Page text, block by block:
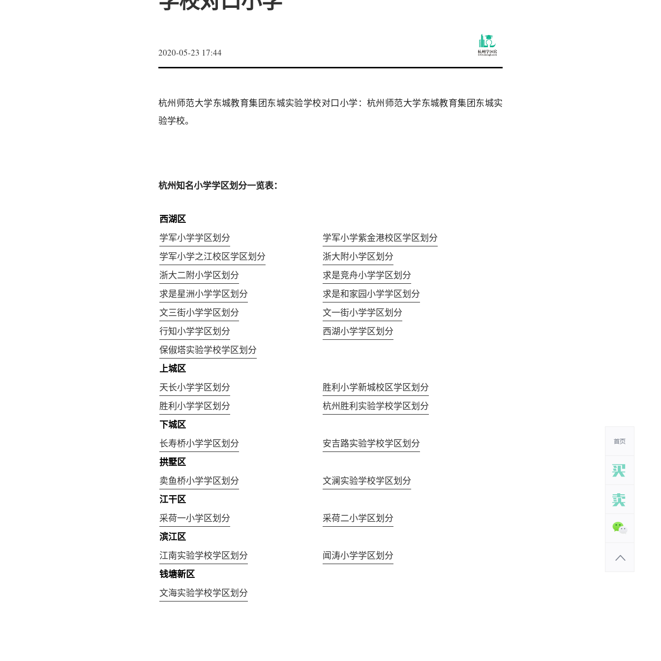
2020-05-23 17:44
杭州师范大学东城教育集团东城实验学校对口小学：杭州师范大学东城教育集团东城实
验学校。
杭州知名小学学区划分一览表：
西湖区
学军小学学区划分
学军小学紫金港校区学区划分
学军小学之江校区学区划分
浙大附小学区划分
浙大二附小学区划分
求是竞舟小学学区划分
求是星洲小学学区划分
求是和家园小学学区划分
文三街小学学区划分
文一街小学学区划分
行知小学学区划分
西湖小学学区划分
保俶塔实验学校学区划分
上城区
天长小学学区划分
胜利小学新城校区学区划分
胜利小学学区划分
杭州胜利实验学校学区划分
下城区
长寿桥小学学区划分 安吉路实验学校学区划分
拱墅区
卖鱼桥小学学区划分 文澜实验学校学区划分
江干区
采荷一小学区划分 采荷二小学区划分
滨江区
江南实验学校学区划分 闻涛小学学区划分
钱塘新区
文海实验学校学区划分